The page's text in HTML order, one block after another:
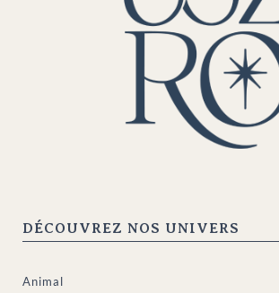
DÉCOUVREZ NOS UNIVERS
Animal